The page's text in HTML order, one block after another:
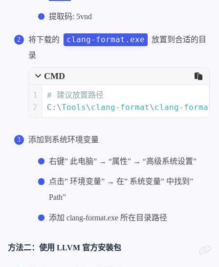
提取码: 5vnd
将下载的 clang-format.exe
放置到合适的目
录
CMD
1
2
# 建议放置路径
C:\Tools\clang- format\clang-
添加到系统环境变量
右键” 此电脑” → “属性” → “高级系统设置”
点击” 环境变量” → 在” 系统变量” 中找到”
Path”
添加 clang-format.exe 所在目录路径
方法二：使用 LLVM 官方安装包